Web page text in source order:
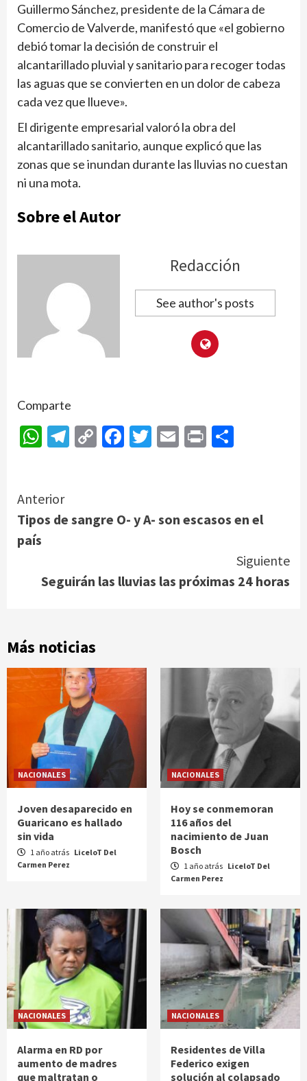
Guillermo Sánchez, presidente de la Cámara de
Comercio de Valverde, manifestó que «el gobierno
debió tomar la decisión de construir el
alcantarillado pluvial y sanitario para recoger todas
las aguas que se convierten en un dolor de cabeza
cada vez que llueve».
El dirigente empresarial valoró la obra del
alcantarillado sanitario, aunque explicó que las
zonas que se inundan durante las lluvias no cuestan
ni una mota.
Sobre el Autor
Redacción
See author's posts
Comparte
WhatsApp
Telegram
CopyFacebook
Twitter
Email
Print
Continue
Reading
Anterior
Tipos de sangre O- y A- son escasos en el
país
Siguiente
Seguirán las lluvias las próximas 24 horas
Más noticias
NACIONALES
Joven desaparecido en
Guaricano es hallado
sin vida
1 año atrás LiceloT Del
Carmen Perez
NACIONALES
Hoy se conmemoran
116 años del
nacimiento de Juan
Bosch
1 año atrás LiceloT Del
Carmen Perez
NACIONALES
Alarma en RD por
aumento de madres
que maltratan o
NACIONALES
Residentes de Villa
Federico exigen
solución al colapsado